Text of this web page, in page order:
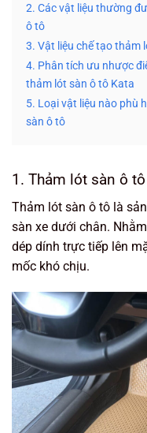
2. Các vật liệu thường
ô tô
3. Vật liệu chế tạo thảm
4. Phân tích ưu nhược
thảm lót sàn ô tô Kata
5. Loại vật liệu nào phù
sàn ô tô
1. Thảm lót sàn ô
Thảm lót sàn ô tô là
sàn xe dưới chân.
dép dính trực tiếp lên
mốc khó chịu.